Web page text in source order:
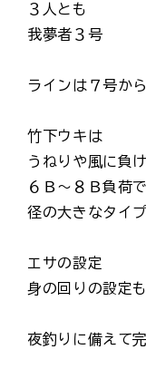
３人とも
我夢者３号
ラインは７号か
竹下ウキは
うねりや風に負
６Ｂ～８Ｂ負荷で
径の大きなタイプ
エサの設定
身の回りの設定も
夜釣りに備えて